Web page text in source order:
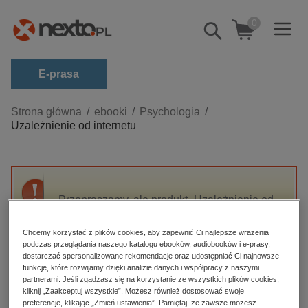
Pokaż/schowaj
wyszukiwarkę
0
E-prasa
Kategorie
Zobacz wszystkie E-prasa
budownictwo, aranżacja wnętrz
darmowe wydania
edukacja
hobby, sport, rozrywka
komputery, internet, technologie, informatyka
Strona główna ebooki
Psychologia
Uzależnienie od internetu
Przepraszamy, ale produkt „Uzależnienie od
High-contrast mode
Polecane
Chcemy korzystać z plików cookies, aby zapewnić Ci najlepsze wrażenia
podczas przeglądania naszego katalogu ebooków, audiobooków i e-prasy,
dostarczać spersonalizowane rekomendacje oraz udostępniać Ci najnowsze
funkcje, które rozwijamy dzięki analizie danych i współpracy z naszymi
partnerami. Jeśli zgadzasz się na korzystanie ze wszystkich plików cookies,
kliknij „Zaakceptuj wszystkie”. Możesz również dostosować swoje
preferencje, klikając „Zmień ustawienia”. Pamiętaj, że zawsze możesz